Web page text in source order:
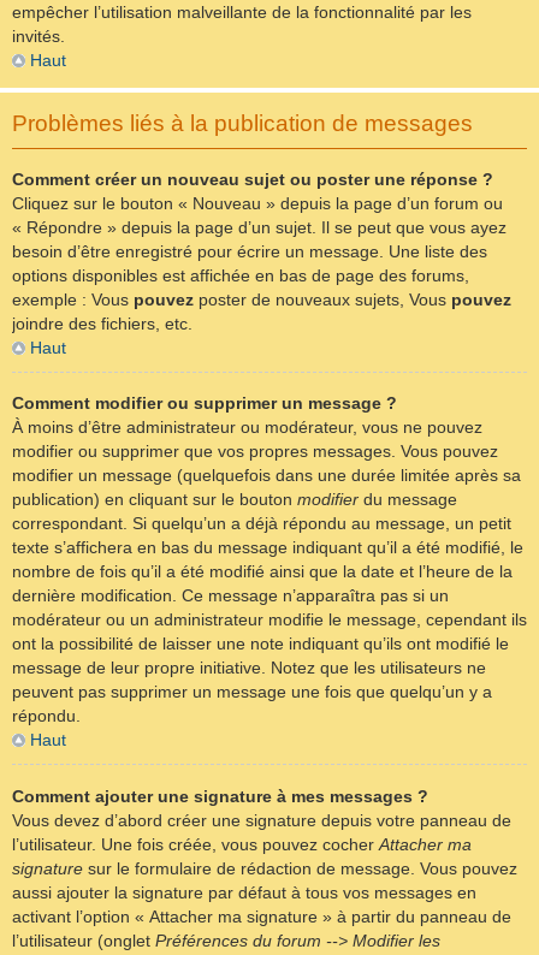
empêcher l’utilisation malveillante de la fonctionnalité par les
invités.
Haut
Problèmes liés à la publication de messages
Comment créer un nouveau sujet ou poster une réponse ?
Cliquez sur le bouton « Nouveau » depuis la page d’un forum ou
« Répondre » depuis la page d’un sujet. Il se peut que vous ayez
besoin d’être enregistré pour écrire un message. Une liste des
options disponibles est affichée en bas de page des forums,
exemple : Vous pouvez poster de nouveaux sujets, Vous pouvez
joindre des fichiers, etc.
Haut
Comment modifier ou supprimer un message ?
À moins d’être administrateur ou modérateur, vous ne pouvez
modifier ou supprimer que vos propres messages. Vous pouvez
modifier un message (quelquefois dans une durée limitée après sa
publication) en cliquant sur le bouton modifier du message
correspondant. Si quelqu’un a déjà répondu au message, un petit
texte s’affichera en bas du message indiquant qu’il a été modifié, le
nombre de fois qu’il a été modifié ainsi que la date et l’heure de la
dernière modification. Ce message n’apparaîtra pas si un
modérateur ou un administrateur modifie le message, cependant ils
ont la possibilité de laisser une note indiquant qu’ils ont modifié le
message de leur propre initiative. Notez que les utilisateurs ne
peuvent pas supprimer un message une fois que quelqu’un y a
répondu.
Haut
Comment ajouter une signature à mes messages ?
Vous devez d’abord créer une signature depuis votre panneau de
l’utilisateur. Une fois créée, vous pouvez cocher Attacher ma
signature sur le formulaire de rédaction de message. Vous pouvez
aussi ajouter la signature par défaut à tous vos messages en
activant l’option « Attacher ma signature » à partir du panneau de
l’utilisateur (onglet Préférences du forum --> Modifier les